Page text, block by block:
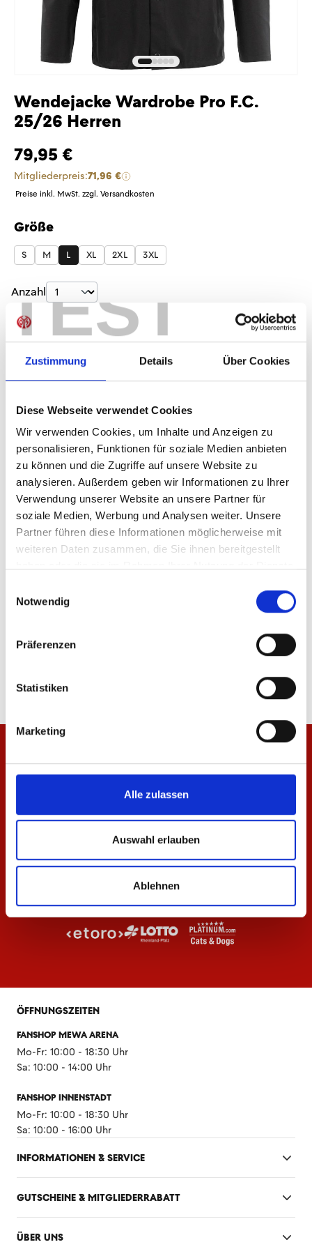
TEST
Zustimmung Details Über Cookies
Diese Webseite verwendet Cookies
Wir verwenden Cookies, um Inhalte und Anzeigen zu
personalisieren, Funktionen für soziale Medien anbieten
zu können und die Zugriffe auf unsere Website zu
analysieren. Außerdem geben wir Informationen zu Ihrer
Verwendung unserer Website an unsere Partner für
soziale Medien, Werbung und Analysen weiter. Unsere
Partner führen diese Informationen möglicherweise mit
weiteren Daten zusammen, die Sie ihnen bereitgestellt
Notwendig
Präferenzen
Statistiken
Marketing
Alle zulassen
Auswahl erlauben
Ablehnen
Wendejacke Wardrobe Pro F.C.
25/26 Herren
79,95 €
Mitgliederpreis:71,96 €
Preise inkl. MwSt. zzgl. Versandkosten
Größe
auswählen
S M L XL 2XL 3XL
Produkt Anzahl: Gib den gewünschten
Anzahl
Sofort verfügbar, Lieferzeit: 5-7 Tage
Produktdetails
ÄHNLICHE PRODUKTE
Jacke Wardrobe Pro
ÖFFNUNGSZEITEN
FANSHOP MEWA ARENA
Mo-Fr: 10:00 - 18:30 Uhr
Sa: 10:00 - 14:00 Uhr
FANSHOP INNENSTADT
Mo-Fr: 10:00 - 18:30 Uhr
Sa: 10:00 - 16:00 Uhr
INFORMATIONEN & SERVICE
GUTSCHEINE & MITGLIEDERRABATT
ÜBER UNS